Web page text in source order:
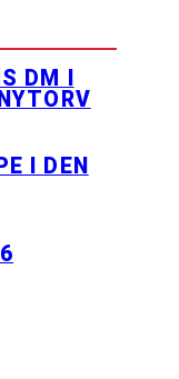
DM I
I DEN